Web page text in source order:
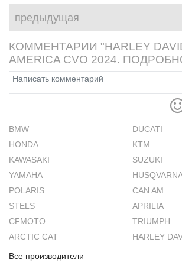
предыдущая
КОММЕНТАРИИ "HARLEY
AMERICA CVO 2024.
BMW
DUCATI
HONDA
KTM
KAWASAKI
SUZUKI
YAMAHA
POLARIS
CAN AM
STELS
APRILIA
CFMOTO
TRIUMPH
ARCTIC CAT
HARLEY
Все производители